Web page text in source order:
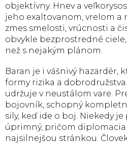
objektívny. Hnev a
jeho exaltovanom, vrelom a
zmes smelosti, vrúcnosti a
obvykle bezprostredné
než s nejakým plánom.
Baran je i vášnivý hazardér,
formy rizika a
udržuje v neustálom vare.
bojovník, schopný
sily, keď ide o boj. Niekedy
úprimný, pričom
najsilnejšou stránkou.